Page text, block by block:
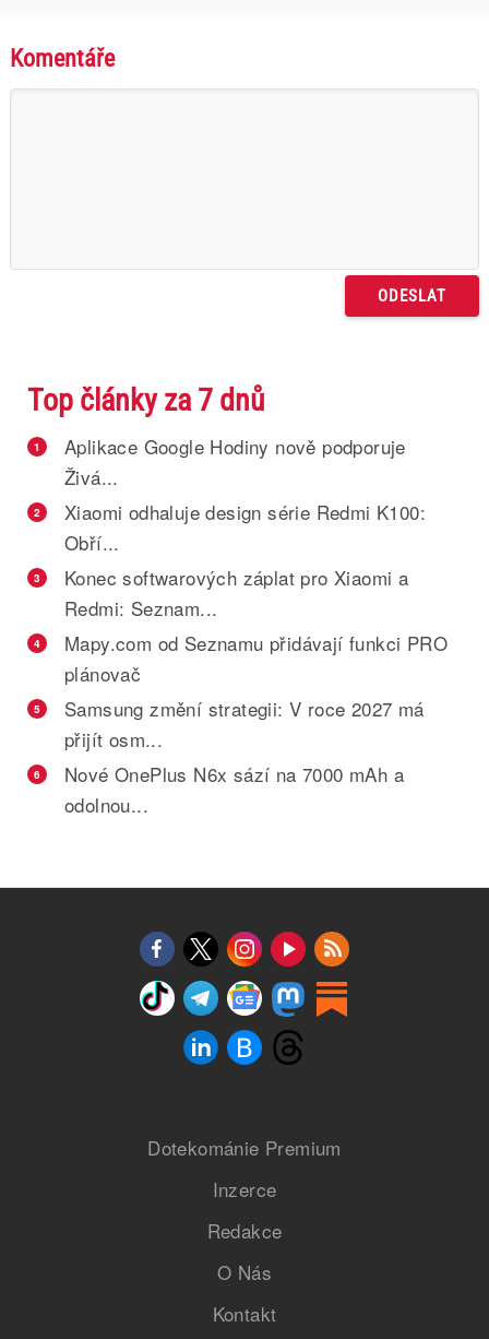
Komentáře
Top články za 7 dnů
1
Aplikace Google Hodiny nově podporuje
Živá...
2
Xiaomi odhaluje design série Redmi K100:
Obří...
3
Konec softwarových záplat pro Xiaomi a
Redmi: Seznam...
4
Mapy.com od Seznamu přidávají funkci PRO
plánovač
5
Samsung změní strategii: V roce 2027 má
přijít osm...
6
Nové OnePlus N6x sází na 7000 mAh a
odolnou...
Dotekománie Premium
Inzerce
Redakce
O Nás
Kontakt